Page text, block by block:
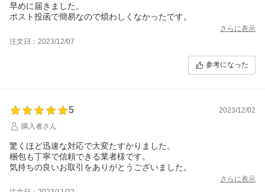
早めに届きました。
ポスト投函で簡易なので煩わしくなかったです。
さらに表示
注文日：2023/12/07
参考になった
5
2023/12/02
購入者さん
驚くほど迅速な対応で大変たすかりました。
梱包も丁寧で信頼できる業者様です。
気持ちの良いお取引をありがとうございました。
さらに表示